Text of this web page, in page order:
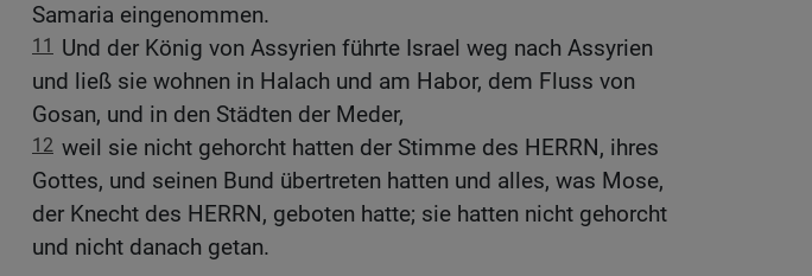
Samaria eingenommen.
11
Und der König von Assyrien führte Israel weg nach Assyrien
und ließ sie wohnen in Halach und am Habor, dem Fluss von
Gosan, und in den Städten der Meder,
12 weil sie nicht gehorcht hatten der Stimme des HERRN, ihres
Gottes, und seinen Bund übertreten hatten und alles, was Mose,
der Knecht des HERRN, geboten hatte; sie hatten nicht gehorcht
und nicht danach getan.